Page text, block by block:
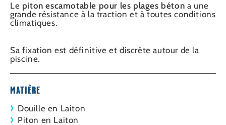
Le piton escamotable pour les plages béton a une
grande résistance à la traction et à toutes conditions
climatiques.
Sa fixation est définitive et discrète autour de la
piscine.
MATIÈRE
Douille en Laiton
Piton en Laiton